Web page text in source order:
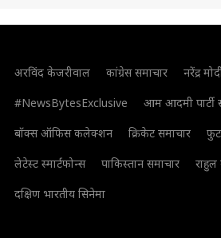
अरविंद केजरीवाल कांग्रेस समाचार नरेंद्र
#NewsBytesExclusive
आम आदमी पार्टी
बॉक्स ऑफिस कलेक्शन
क्रिकेट समाचार
लेटेस्ट स्मार्टफोन्स
पाकिस्तान समाचार राहुल
दक्षिण भारतीय सिनेमा